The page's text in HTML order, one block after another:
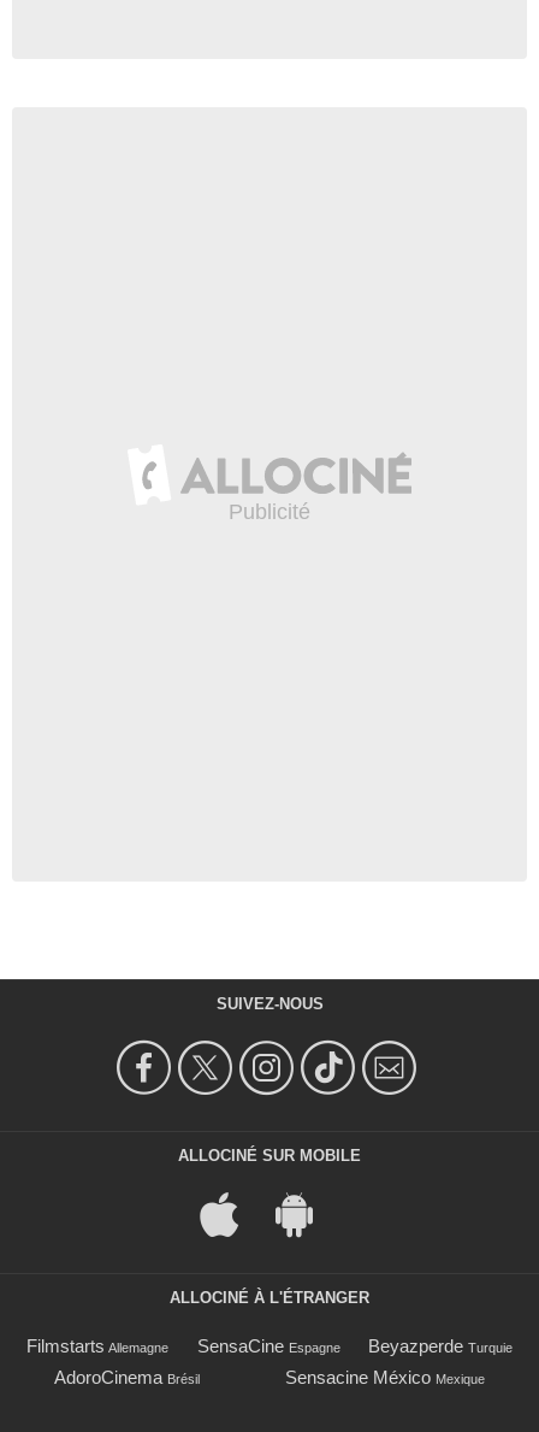
SUIVEZ-NOUS
ALLOCINÉ SUR MOBILE
ALLOCINÉ À L'ÉTRANGER
Filmstarts Allemagne SensaCine Espagne Beyazperde Turquie
AdoroCinema Brésil Sensacine México Mexique